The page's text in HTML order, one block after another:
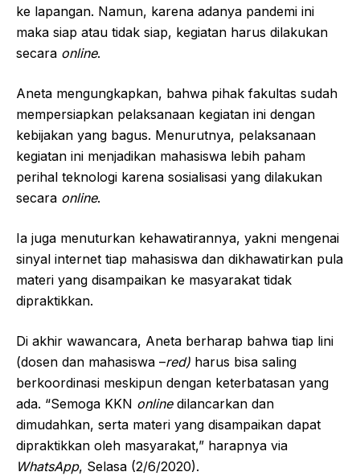
ke lapangan. Namun, karena adanya pandemi ini
maka siap atau tidak siap, kegiatan harus dilakukan
secara online.
Aneta mengungkapkan, bahwa pihak fakultas sudah
mempersiapkan pelaksanaan kegiatan ini dengan
kebijakan yang bagus. Menurutnya, pelaksanaan
kegiatan ini menjadikan mahasiswa lebih paham
perihal teknologi karena sosialisasi yang dilakukan
secara online.
Ia juga menuturkan kehawatirannya, yakni mengenai
sinyal internet tiap mahasiswa dan dikhawatirkan pula
materi yang disampaikan ke masyarakat tidak
dipraktikkan.
Di akhir wawancara, Aneta berharap bahwa tiap lini
(dosen dan mahasiswa –red) harus bisa saling
berkoordinasi meskipun dengan keterbatasan yang
ada. “Semoga KKN onlinedilancarkan dan
dimudahkan, serta materi yang disampaikan dapat
dipraktikkan oleh masyarakat,” harapnya via
WhatsApp, Selasa (2/6/2020).